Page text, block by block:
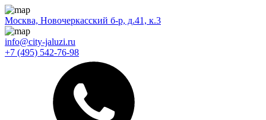
Москва, Новочеркасский б-р, д.41, к.3
info@city-jaluzi.ru
+7 (495) 542-76-98